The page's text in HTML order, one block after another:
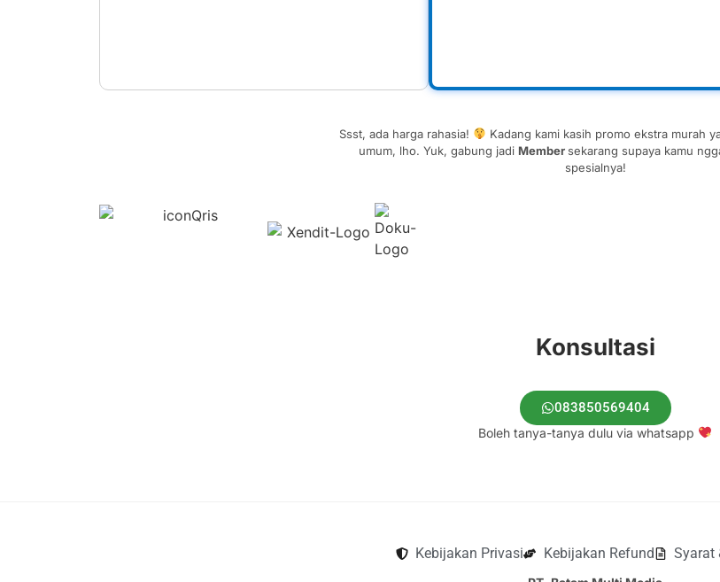
Ssst, ada harga rahasia!
Kadang kami kasih promo ekstra murah
umum, lho. Yuk, gabung jadi Member sekarang supaya kamu
spesialnya!
Konsultasi
083850569404
Boleh tanya-tanya dulu via whatsapp
Kebijakan Privasi Kebijakan Refund Syarat